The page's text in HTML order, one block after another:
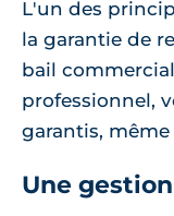
L'un des
la garantie de
bail
professionnel,
garantis, même
Une